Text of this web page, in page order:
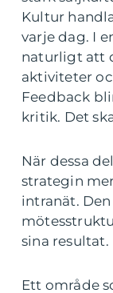
Kultur
varje dag. I
naturligt att
aktiviteter
Feedback
kritik. Det
När dessa
strategin
intranät.
sina resultat.
Ett område